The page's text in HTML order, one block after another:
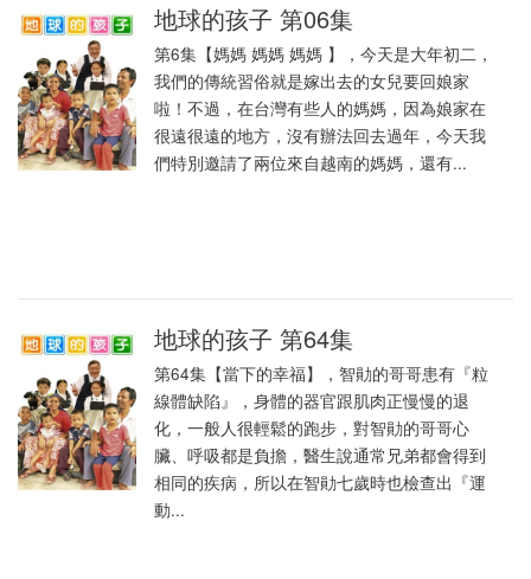
地球的孩子 第06集
第6集【媽媽 媽媽 媽媽 】，今天是大年初二，
我們的傳統習俗就是嫁出去的女兒要回娘家
啦！不過，在台灣有些人的媽媽，因為娘家在
很遠很遠的地方，沒有辦法回去過年，今天我
們特別邀請了兩位來自越南的媽媽，還有...
地球的孩子 第64集
第64集【當下的幸福】，智勛的哥哥患有『粒
線體缺陷』，身體的器官跟肌肉正慢慢的退
化，一般人很輕鬆的跑步，對智勛的哥哥心
臟、呼吸都是負擔，醫生說通常兄弟都會得到
相同的疾病，所以在智勛七歲時也檢查出『運
動...